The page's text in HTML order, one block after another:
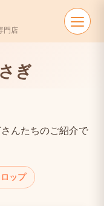
門店
ぎ
んたちのご紹介で
ップ